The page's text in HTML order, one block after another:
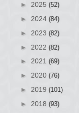
► 2025 (52)
► 2024 (84)
► 2023 (82)
► 2022 (82)
► 2021 (69)
► 2020 (76)
► 2019 (101)
► 2018 (93)